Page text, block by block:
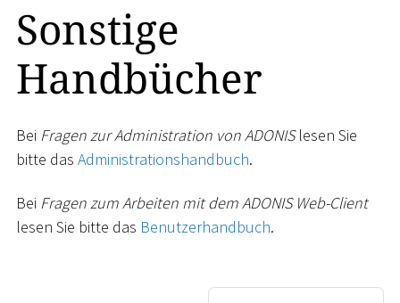
Sonstige
Handbücher
Bei Fragen zur Administration von ADONISlesen Sie
bitte das Administrationshandbuch.
Bei Fragen zum Arbeiten mit dem ADONIS Web-Client
lesen Sie bitte das Benutzerhandbuch.